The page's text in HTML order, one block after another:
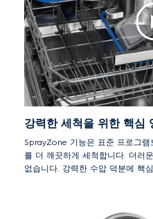
강력한 세척을 위한 핵심
SprayZone 기능은 표준 프로그
를 더 깨끗하게 세척합니다. 더러
없습니다. 강력한 수압 덕분에 핵심 세척 영역 내 모든 식기를 깨끗하